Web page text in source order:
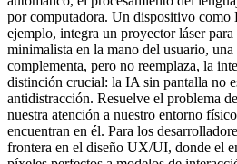
por computadora. Un dispositivo
ejemplo, integra un proyector láser
minimalista en la mano del usuario,
complementa, pero no reemplaza, la
distinción crucial: la IA sin pantalla no
antidistracción. Resuelve el problema
nuestra atención a nuestro entorno
encuentran en él. Para los
frontera en el diseño UX/UI, donde el